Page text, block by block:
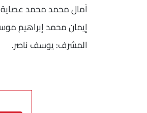
آمال محمد محمد عصاية
إيمان محمد إبراهيم
المشرف: يوسف ناصر.